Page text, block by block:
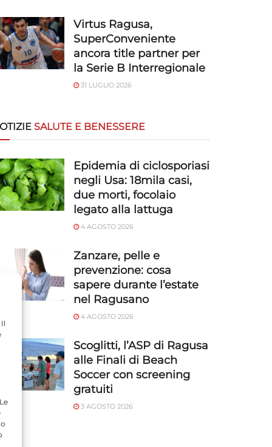
Virtus Ragusa,
SuperConveniente
ancora title partner per
la Serie B Interregionale
31 LUGLIO 2026
SALUTE E BENESSERE
Epidemia di ciclosporiasi
negli Usa: 18mila casi,
due morti, focolaio
legato alla lattuga
4 AGOSTO 2026
Zanzare, pelle e
prevenzione: cosa
sapere durante l’estate
nel Ragusano
4 AGOSTO 2026
Scoglitti, l’ASP di Ragusa
alle Finali di Beach
Soccer con screening
gratuiti
3 AGOSTO 2026